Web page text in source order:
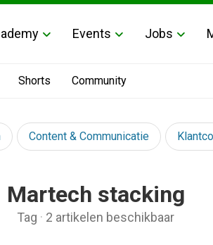
Events Jobs
Shorts Community
Content & Communicatie
Martech stacking
Tag · 2 artikelen beschikbaar